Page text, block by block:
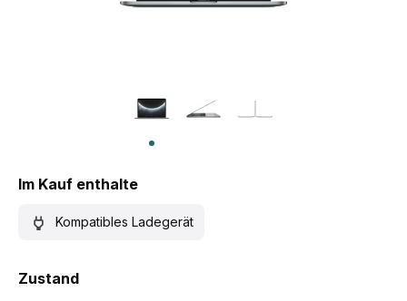
Im Kauf enthalte
Kompatibles Ladegerät
Zustand